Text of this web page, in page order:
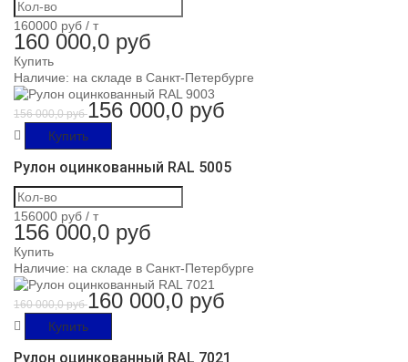
160000 руб / т
160 000,0 руб
Купить
Наличие: на складе в Санкт-Петербурге
156 000,0 руб156 000,0 руб
Купить
Рулон оцинкованный RAL 5005
156000 руб / т
156 000,0 руб
Купить
Наличие: на складе в Санкт-Петербурге
160 000,0 руб160 000,0 руб
Купить
Рулон оцинкованный RAL 7021